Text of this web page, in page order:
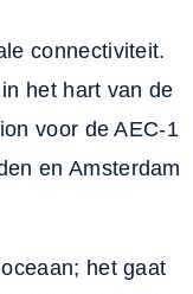
connectiviteit.
het hart van de
voor de AEC-1
en Amsterdam
het gaat